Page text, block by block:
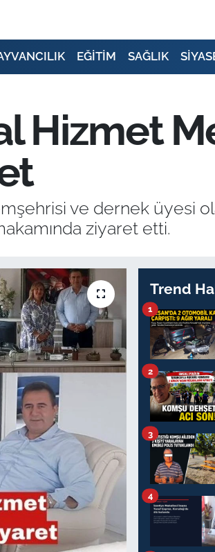
EĞİTİM SAĞLIK
Hizmet
ve dernek üyesi
ziyaret etti.
Trend
1
2
3
4